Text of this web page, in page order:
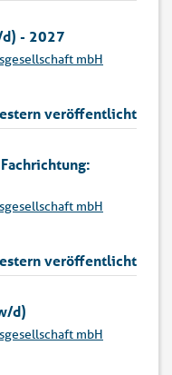
- 2027
mbH
veröffentlicht
mbH
veröffentlicht
d)
mbH